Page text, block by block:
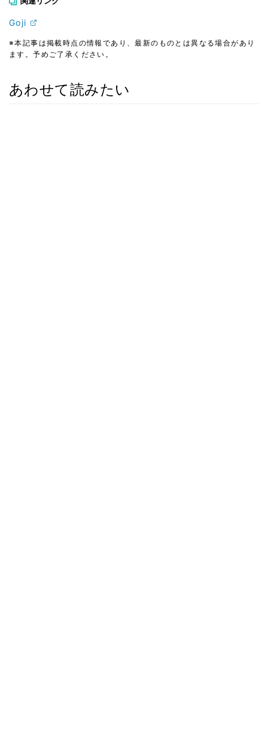
Goji
※本記事は掲載時点の情報であり、最新のものとは異なる場合があり
ます。予めご了承ください。
あわせて読みたい